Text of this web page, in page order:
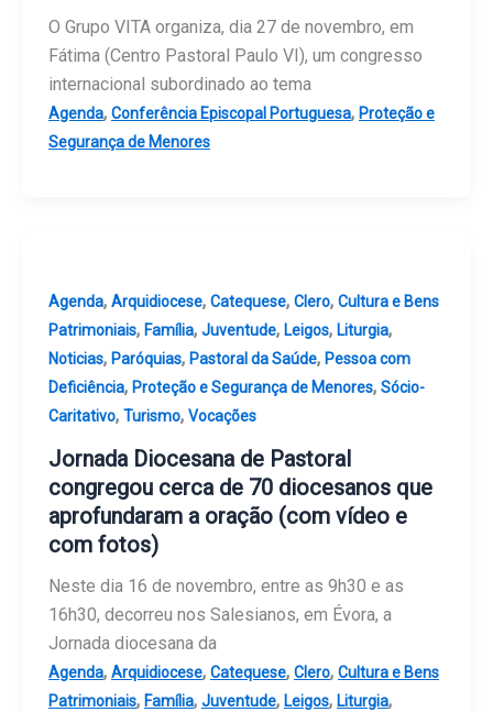
O Grupo VITA organiza, dia 27 de novembro, em
Fátima (Centro Pastoral Paulo VI), um congresso
internacional subordinado ao tema
Agenda, Conferência Episcopal Portuguesa, Proteção e
Segurança de Menores
Agenda, Arquidiocese, Catequese, Clero, Cultura e Bens
Patrimoniais, Família, Juventude, Leigos, Liturgia,
Noticias, Paróquias, Pastoral da Saúde, Pessoa com
Deficiência, Proteção e Segurança de Menores, Sócio-
Caritativo, Turismo, Vocações
Jornada Diocesana de Pastoral
congregou cerca de 70 diocesanos que
aprofundaram a oração (com vídeo e
com fotos)
Neste dia 16 de novembro, entre as 9h30 e as
16h30, decorreu nos Salesianos, em Évora, a
Jornada diocesana da
Agenda, Arquidiocese, Catequese, Clero, Cultura e Bens
Patrimoniais, Família, Juventude, Leigos, Liturgia,